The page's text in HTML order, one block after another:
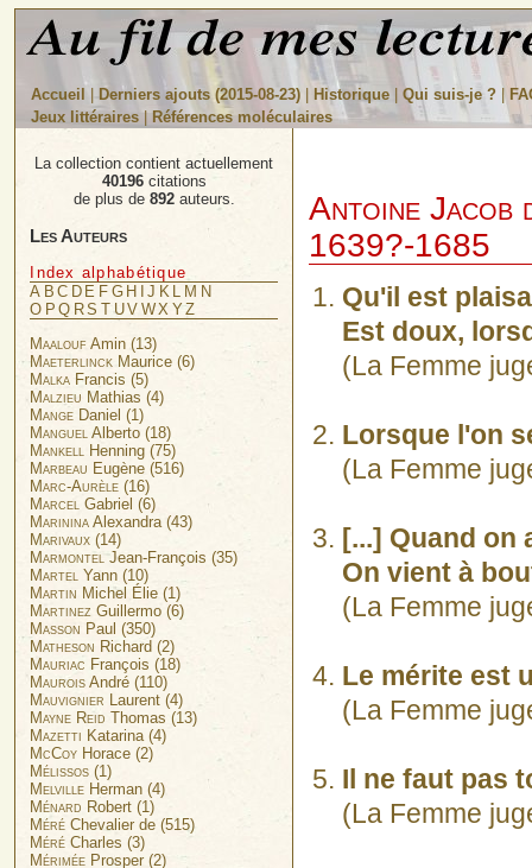
Accueil | Derniers ajouts (2015-08-23) | Historique| Qui suis-je ? |
Jeux littéraires| Références moléculaires
Antoine Jacob
1639?-1685
Qu'il est
Est doux,
(La Femme
Lorsque l'on
(La Femme
[...] Quand on
On vient à
(La Femme
Le mérite est
(La Femme
Il ne faut pas
(La Femme
La collection contient actuellement
40196citations
de plus de 892auteurs.
Les Auteurs
Index alphabétique
A BC D E F G H IJ K L M N
O PQ RST UV WX YZ
Maalouf Amin (13)
Maeterlinck Maurice (6)
Malka Francis (5)
Malzieu Mathias (4)
Mange Daniel (1)
Manguel Alberto (18)
Mankell Henning (75)
Marbeau Eugène (516)
Marc-Aurèle (16)
Marcel Gabriel (6)
Marinina Alexandra (43)
Marivaux (14)
Marmontel Jean-François (35)
Martel Yann (10)
Martin Michel Élie (1)
Martinez Guillermo (6)
Masson Paul (350)
Matheson Richard (2)
Mauriac François (18)
Maurois André (110)
Mauvignier Laurent (4)
Mayne Reid Thomas (13)
Mazetti Katarina (4)
McCoy Horace (2)
Mélissos (1)
Melville Herman (4)
Ménard Robert (1)
Méré Chevalier de (515)
Méré Charles (3)
Mérimée Prosper (2)